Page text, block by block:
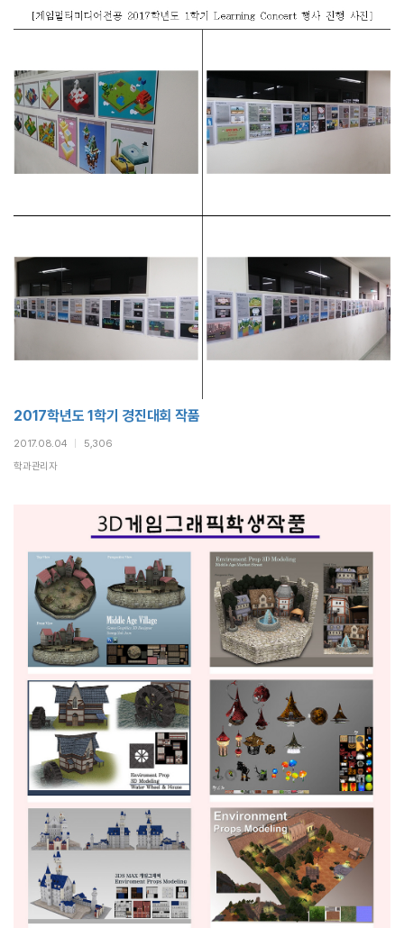
2017학년도 1학기 경진대회 작품
2017.08.04
5,306
학과관리자